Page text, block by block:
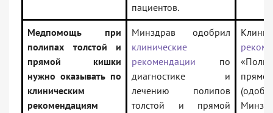
пациентов.
Медпомощь при
полипах толстой и
прямой кишки
нужно оказывать по
клиническим
рекомендациям
Минздрав одобрил
клинические
рекомендации по
диагностике и
лечению полипов
толстой и прямой